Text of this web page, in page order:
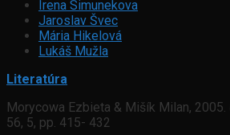
Irena Simunekova
Jaroslav Švec
Mária Hikelová
Lukáš Mužla
Literatúra
Morycowa Ezbieta & Mišík Milan, 2005.
56, 5, pp. 415- 432